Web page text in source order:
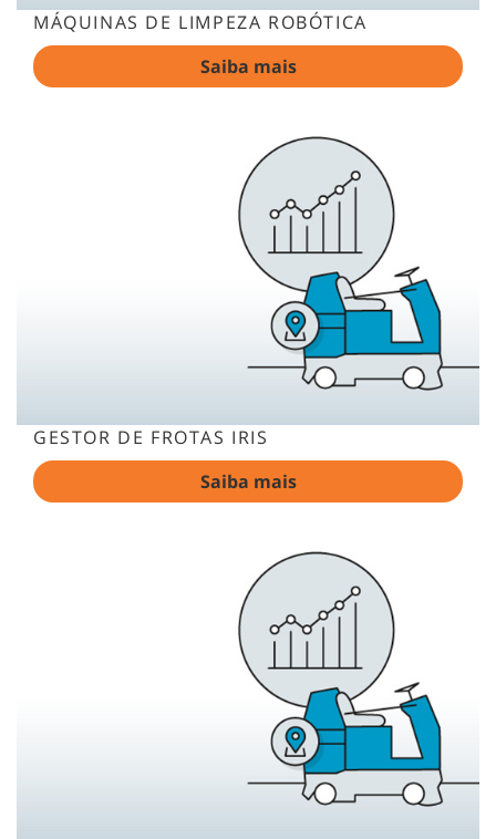
MÁQUINAS DE LIMPEZA ROBÓTICA
Saiba mais
GESTOR DE FROTAS IRIS
Saiba mais